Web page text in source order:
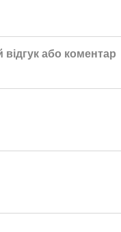
відгук або коментар